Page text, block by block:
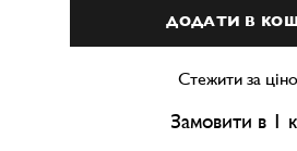
ДОДАТИ В
Стежити за
Замовити в 1